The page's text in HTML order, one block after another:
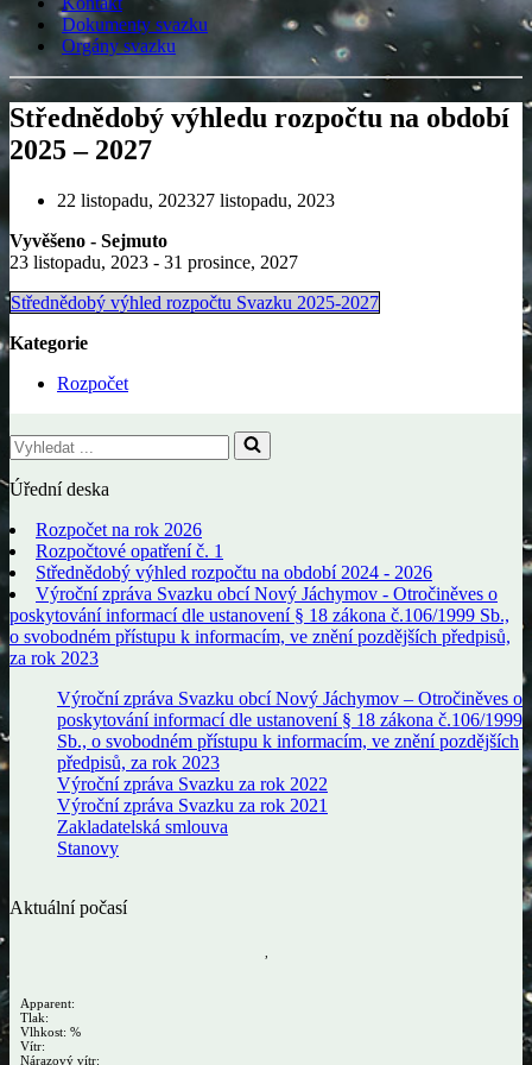
Dokumenty svazku
Orgány svazku
Střednědobý výhledu rozpočtu na období
2025 – 2027
22 listopadu, 202327 listopadu, 2023
Vyvěšeno - Sejmuto
23 listopadu, 2023 - 31 prosince, 2027
Střednědobý výhled rozpočtu Svazku 2025-2027
Kategorie
Rozpočet
Vyhledat
...
Úřední deska
Rozpočet na rok 2026
Rozpočtové opatření č. 1
Střednědobý výhled rozpočtu na období 2024 - 2026
Výroční zpráva Svazku obcí Nový Jáchymov - Otročiněves o
poskytování informací dle ustanovení § 18 zákona č.106/1999 Sb.,
o svobodném přístupu k informacím, ve znění pozdějších předpisů,
za rok 2023
Výroční zpráva Svazku obcí Nový Jáchymov – Otročiněves o
poskytování informací dle ustanovení § 18 zákona č.106/1999
Sb., o svobodném přístupu k informacím, ve znění pozdějších
předpisů, za rok 2023
Výroční zpráva Svazku za rok 2022
Výroční zpráva Svazku za rok 2021
Zakladatelská smlouva
Stanovy
Aktuální počasí
Apparent:
Tlak:
Vlhkost: %
Vítr:
Nárazový vítr: